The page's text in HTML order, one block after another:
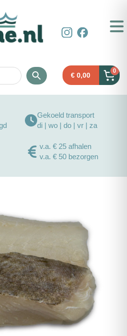
€ 0,00
0
Gekoeld transport
di | wo | do | vr | za
v.a. € 25 afhalen
v.a. € 50 bezorgen